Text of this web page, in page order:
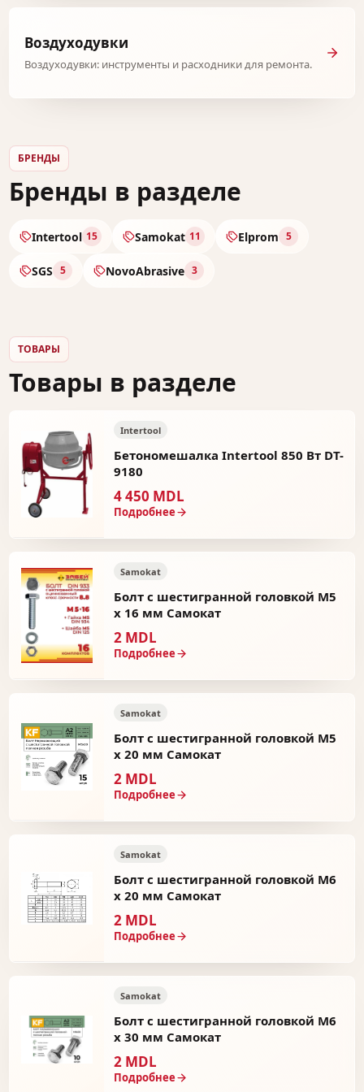
Воздуходувки
Воздуходувки: инструменты и расходники для ремонта.
БРЕНДЫ
Бренды в разделе
Intertool 15 Samokat 11 Elprom 5
SGS 5 NovoAbrasive 3
ТОВАРЫ
Товары в разделе
Intertool
Бетономешалка Intertool 850 Вт DT-
9180
4 450 MDL
Подробнее
Samokat
Болт с шестигранной головкой М5
х 16 мм Самокат
2 MDL
Подробнее
Samokat
Болт с шестигранной головкой М5
х 20 мм Самокат
2 MDL
Подробнее
Samokat
Болт с шестигранной головкой М6
х 20 мм Самокат
2 MDL
Подробнее
Samokat
Болт с шестигранной головкой М6
х 30 мм Самокат
2 MDL
Подробнее